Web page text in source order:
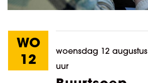
WO
12
woensdag 12 augustus
uur